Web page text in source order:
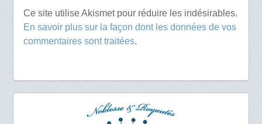
Ce site utilise Akismet pour réduire les indésirables.
En savoir plus sur la façon dont les données de vos
commentaires sont traitées.